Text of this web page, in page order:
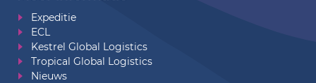
Expeditie
ECL
Kestrel Global Logistics
Tropical Global Logistics
Nieuws